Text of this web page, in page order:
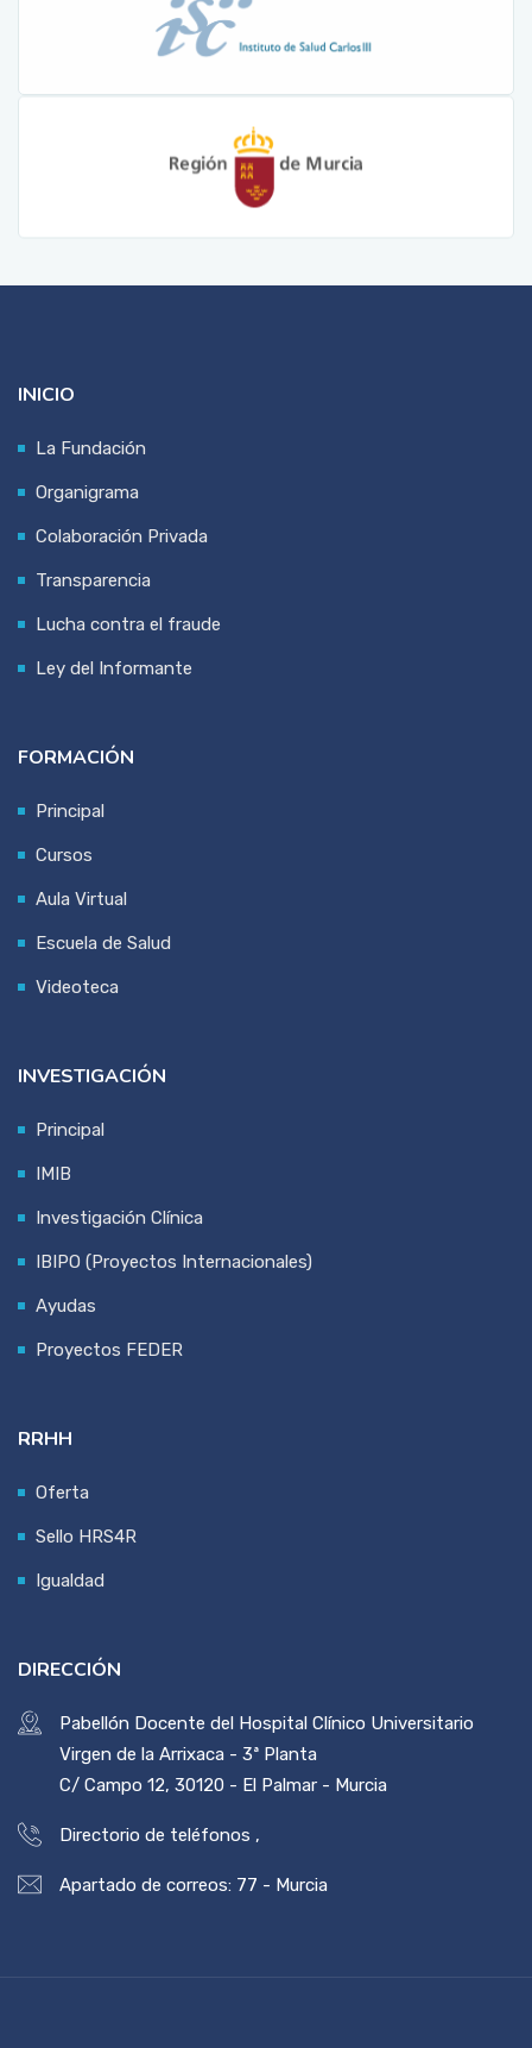
INICIO
La Fundación
Organigrama
Colaboración Privada
Transparencia
Lucha contra el fraude
Ley del Informante
FORMACIÓN
Principal
Cursos
Aula Virtual
Escuela de Salud
Videoteca
INVESTIGACIÓN
Principal
IMIB
Investigación Clínica
IBIPO (Proyectos Internacionales)
Ayudas
Proyectos FEDER
RRHH
Oferta
Sello HRS4R
Igualdad
DIRECCIÓN
Pabellón Docente del Hospital Clínico Universitario
Virgen de la Arrixaca - 3ª Planta
C/ Campo 12, 30120 - El Palmar - Murcia
Directorio de teléfonos ,
Apartado de correos: 77 - Murcia